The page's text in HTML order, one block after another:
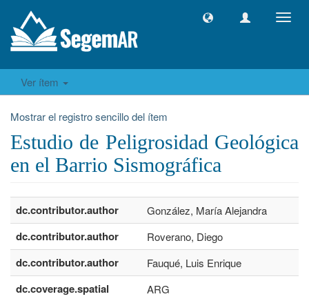
Ver ítem
Mostrar el registro sencillo del ítem
Estudio de Peligrosidad Geológica
en el Barrio Sismográfica
dc.contributor.author González, María Alejandra
dc.contributor.author Roverano, Diego
dc.contributor.author Fauqué, Luis Enrique
dc.coverage.spatial ARG